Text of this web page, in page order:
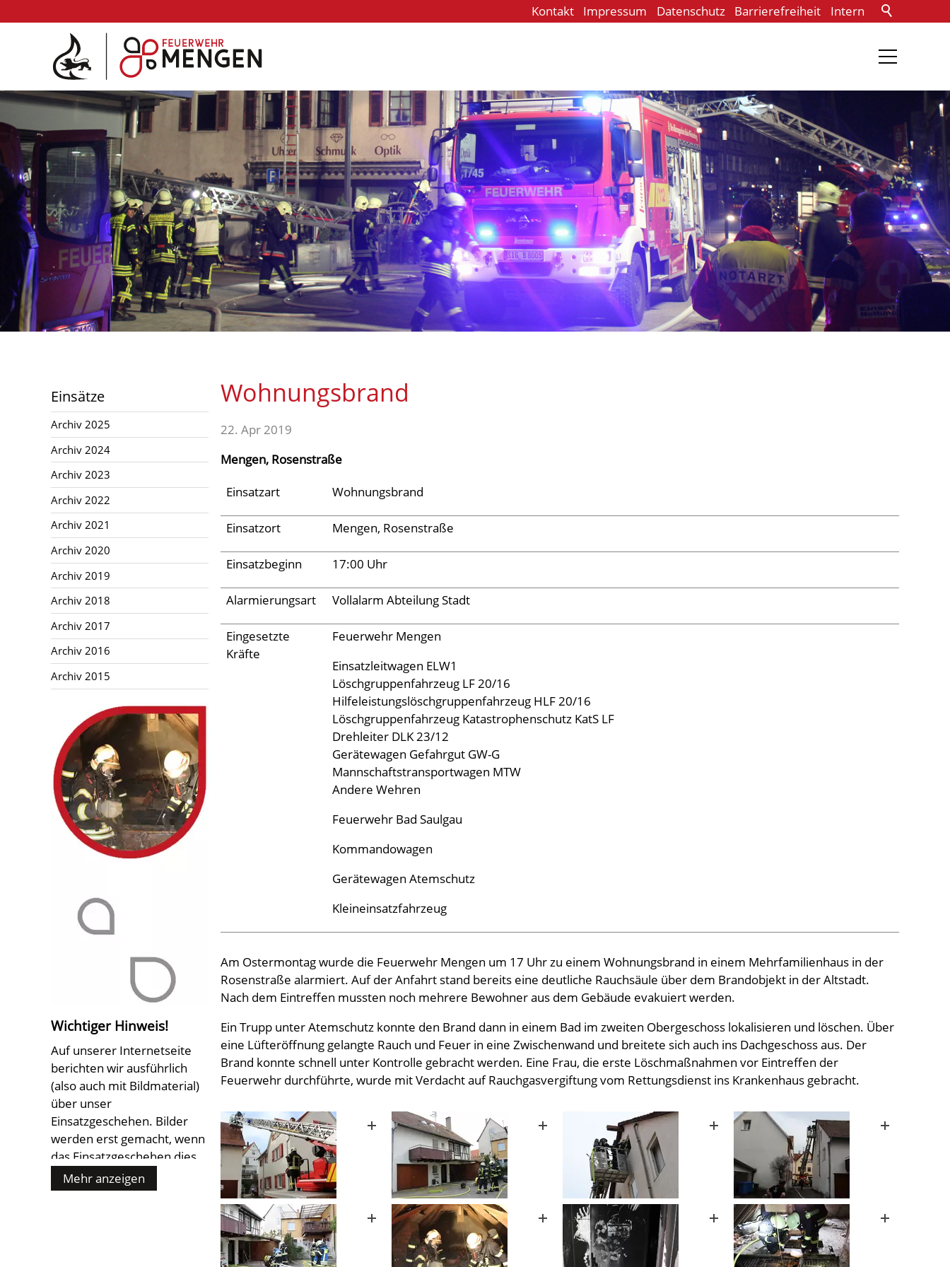
Kontakt Impressum Datenschutz Barrierefreiheit Intern
Die Feuerwehr
Abteilungen & Fachdienste
Fahrzeuge
Einsätze
Archiv 2025
Archiv 2024
Archiv 2021
Archiv 2020
Archiv 2019
Archiv 2018
Archiv 2017
Archiv 2016
Archiv 2015
Jugend
Aktuelles
Links
Einsätze
Archiv 2025
Archiv 2024
Archiv 2023
Archiv 2022
Archiv 2021
Archiv 2020
Archiv 2019
Archiv 2018
Archiv 2017
Archiv 2016
Archiv 2015
Wichtiger Hinweis!
Auf unserer Internetseite
berichten wir ausführlich
(also auch mit Bildmaterial)
über unser
Einsatzgeschehen. Bilder
werden erst gemacht, wenn
das Einsatzgeschehen dies
zulässt ! Es werden keine
Bilder von Verletzten oder
Mehr anzeigen
Wohnungsbrand
22. Apr 2019
Mengen, Rosenstraße
Einsatzart
Wohnungsbrand
Einsatzort Mengen, Rosenstraße
Einsatzbeginn 17:00 Uhr
Alarmierungsart Vollalarm Abteilung Stadt
Eingesetzte
Kräfte
Feuerwehr Mengen
Einsatzleitwagen ELW1
Löschgruppenfahrzeug LF 20/16
Hilfeleistungslöschgruppenfahrzeug HLF 20/16
Löschgruppenfahrzeug Katastrophenschutz KatS LF
Drehleiter DLK 23/12
Gerätewagen Gefahrgut GW-G
Mannschaftstransportwagen MTW
Andere Wehren
Feuerwehr Bad Saulgau
Kommandowagen
Gerätewagen Atemschutz
Kleineinsatzfahrzeug
Am Ostermontag wurde die Feuerwehr Mengen um 17 Uhr zu einem Wohnungsbrand in einem Mehrfamilienhaus in der
Rosenstraße alarmiert. Auf der Anfahrt stand bereits eine deutliche Rauchsäule über dem Brandobjekt in der Altstadt.
Nach dem Eintreffen mussten noch mehrere Bewohner aus dem Gebäude evakuiert werden.
Ein Trupp unter Atemschutz konnte den Brand dann in einem Bad im zweiten Obergeschoss lokalisieren und löschen. Über
eine Lüfteröffnung gelangte Rauch und Feuer in eine Zwischenwand und breitete sich auch ins Dachgeschoss aus. Der
Brand konnte schnell unter Kontrolle gebracht werden. Eine Frau, die erste Löschmaßnahmen vor Eintreffen der
Feuerwehr durchführte, wurde mit Verdacht auf Rauchgasvergiftung vom Rettungsdienst ins Krankenhaus gebracht.